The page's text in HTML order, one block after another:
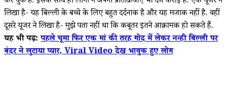
लिखा है- यह बिल्ली के बच्चे के लिए बहुत दर्दनाक है और यह मजाक नहीं है. वहीं
दूसरे यूजर ने लिखा है- मुझे पता नहीं था कि कबूतर इतने आक्रामक हो सकते हैं.
यह भी पढ़ें:पहले चूमा फिर एक मां की तरह गोद में लेकर नन्ही बिल्ली पर
बंदर ने लुटाया प्यार, Viral Video देख भावुक हुए लोग